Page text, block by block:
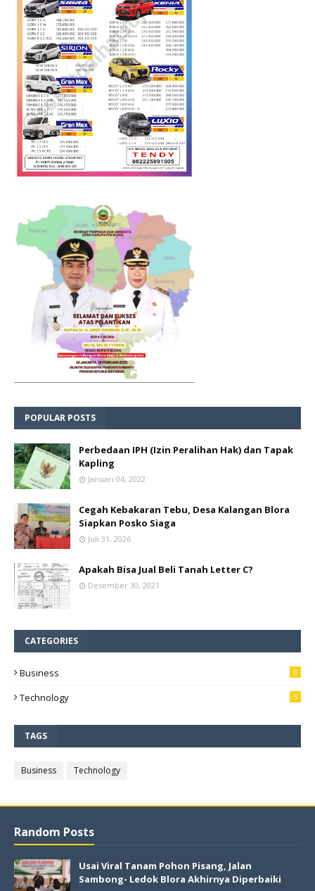
POPULAR POSTS
Perbedaan IPH (Izin Peralihan Hak) dan Tapak
Kapling
Januari 04, 2022
Cegah Kebakaran Tebu, Desa Kalangan Blora
Siapkan Posko Siaga
Juli 31, 2026
Apakah Bisa Jual Beli Tanah Letter C?
Desember 30, 2021
CATEGORIES
Business 8
Technology 5
TAGS
Business Technology
Random Posts
Usai Viral Tanam Pohon Pisang, Jalan
Sambong- Ledok Blora Akhirnya Diperbaiki